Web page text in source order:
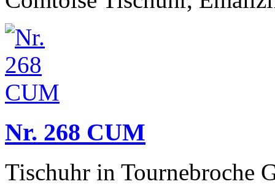
Nr. 268 CUM
Tischuhr in Tournebroche